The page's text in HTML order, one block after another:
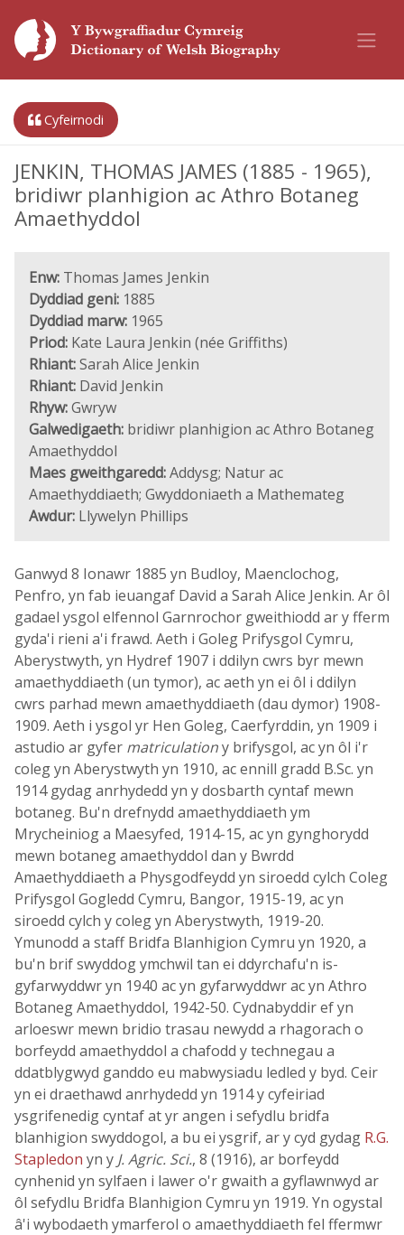
Cyfeirnodi
JENKIN, THOMAS JAMES (1885 - 1965),
bridiwr planhigion ac Athro Botaneg
Amaethyddol
Enw: Thomas James Jenkin
Dyddiad geni: 1885
Dyddiad marw: 1965
Priod: Kate Laura Jenkin (née Griffiths)
Rhiant:Sarah Alice Jenkin
Rhiant: David Jenkin
Rhyw:Gwryw
Galwedigaeth: bridiwr planhigion ac Athro Botaneg
Amaethyddol
Maes gweithgaredd:Addysg; Natur ac
Amaethyddiaeth; Gwyddoniaeth a Mathemateg
Awdur: Llywelyn Phillips
Ganwyd 8 Ionawr 1885 yn Budloy, Maenclochog,
Penfro, yn fab ieuangaf David a Sarah Alice Jenkin. Ar ôl
gadael ysgol elfennol Garnrochor gweithiodd ar y fferm
gyda'i rieni a'i frawd. Aeth i Goleg Prifysgol Cymru,
Aberystwyth, yn Hydref 1907 i ddilyn cwrs byr mewn
amaethyddiaeth (un tymor), ac aeth yn ei ôl i ddilyn
cwrs parhad mewn amaethyddiaeth (dau dymor) 1908-
1909. Aeth i ysgol yr Hen Goleg, Caerfyrddin, yn 1909 i
astudio ar gyfer matriculationy brifysgol, ac yn ôl i'r
coleg yn Aberystwyth yn 1910, ac ennill gradd B.Sc. yn
1914 gydag anrhydedd yn y dosbarth cyntaf mewn
botaneg. Bu'n drefnydd amaethyddiaeth ym
Mrycheiniog a Maesyfed, 1914-15, ac yn gynghorydd
mewn botaneg amaethyddol dan y Bwrdd
Amaethyddiaeth a Physgodfeydd yn siroedd cylch Coleg
Prifysgol Gogledd Cymru, Bangor, 1915-19, ac yn
siroedd cylch y coleg yn Aberystwyth, 1919-20.
Ymunodd a staff Bridfa Blanhigion Cymru yn 1920, a
bu'n brif swyddog ymchwil tan ei ddyrchafu'n is-
gyfarwyddwr yn 1940 ac yn gyfarwyddwr ac yn Athro
Botaneg Amaethyddol, 1942-50. Cydnabyddir ef yn
arloeswr mewn bridio trasau newydd a rhagorach o
borfeydd amaethyddol a chafodd y technegau a
ddatblygwyd ganddo eu mabwysiadu ledled y byd. Ceir
yn ei draethawd anrhydedd yn 1914 y cyfeiriad
ysgrifenedig cyntaf at yr angen i sefydlu bridfa
blanhigion swyddogol, a bu ei ysgrif, ar y cyd gydag R.G.
Stapledon yn y J. Agric. Sci., 8 (1916), ar borfeydd
cynhenid yn sylfaen i lawer o'r gwaith a gyflawnwyd ar
ôl sefydlu Bridfa Blanhigion Cymru yn 1919. Yn ogystal
â'i wybodaeth ymarferol o amaethyddiaeth fel ffermwr